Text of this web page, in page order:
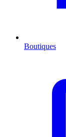
Boutiques